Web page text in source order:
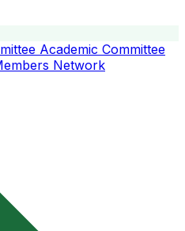
Academic Committee
Network